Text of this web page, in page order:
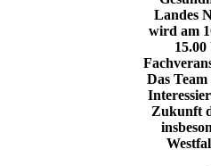
Landes
wird am
Das
Zukunft